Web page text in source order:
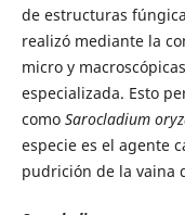
de estructuras
realizó mediante la
micro y
especializada. Esto
como Sarocladium
especie es el agente
pudrición de la vaina